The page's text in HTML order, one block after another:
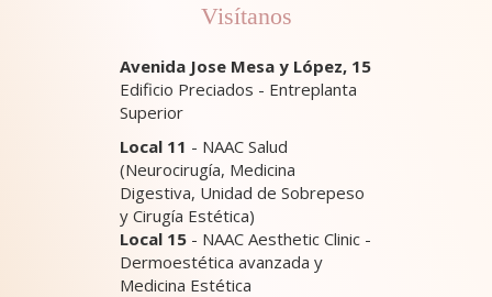
Visítanos
Avenida Jose Mesa y López, 15
Edificio Preciados - Entreplanta
Superior
Local 11 - NAAC Salud
(Neurocirugía, Medicina
Digestiva, Unidad de Sobrepeso
y Cirugía Estética)
Local 15 - NAAC Aesthetic Clinic -
Dermoestética avanzada y
Medicina Estética